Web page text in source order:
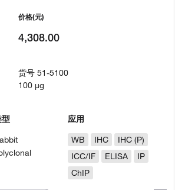
应用
WB
IHC
IHC (P)
ICC/IF
ELISA
IP
ChIP
价格(元)
4,308.00
货号51-5100
100 µg